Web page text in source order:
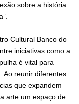
sobre a história
Cultural Banco do
iniciativas como a
é vital para
Ao reunir diferentes
que expandem
arte um espaço de